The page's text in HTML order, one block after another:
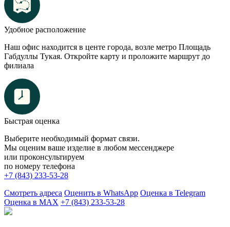
Удобное расположение
Наш офис находится в центе города, возле метро Площадь
Габдуллы Тукая. Откройте карту и проложите маршрут до
филиала
Быстрая оценка
Выберите необходимый формат связи.
Мы оценим ваше изделие в любом мессенджере
или проконсультируем
по номеру телефона
+7 (843) 233-53-28
Смотреть адреса Оценить в WhatsApp Оценка в Telegram
Оценка в MAX +7 (843) 233-53-28